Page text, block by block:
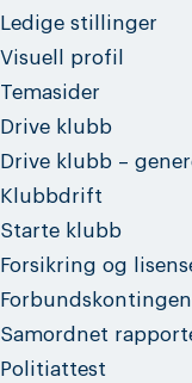
Ledige stillinger
Visuell profil
Temasider
Drive klubb
Drive klubb –
Klubbdrift
Starte klubb
Forsikring og
Samordnet
Politiattest